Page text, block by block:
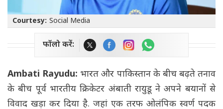
Courtesy: Social Media
फॉलो करें:
Ambati Rayudu: भारत और पाकिस्तान के बीच बढ़ते तनाव
के बीच पूर्व भारतीय क्रिकेटर अंबाती रायुडू ने अपने बयानों से
विवाद खड़ा कर दिया है. जहां एक तरफ ओलंपिक स्वर्ण पदक